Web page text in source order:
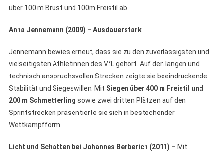
über 100 m Brust und 100m Freistil ab
Anna Jennemann (2009) – Ausdauerstark
Jennemann bewies erneut, dass sie zu den zuverlässigsten und
vielseitigsten Athletinnen des VfL gehört. Auf den langen und
technisch anspruchsvollen Strecken zeigte sie beeindruckende
Stabilität und Siegeswillen. Mit Siegen über 400m Freistil und
200m Schmetterling sowie zwei dritten Plätzen auf den
Sprintstrecken präsentierte sie sich in bestechender
Wettkampfform.
Licht und Schatten bei Johannes Berberich (2011) – Mit